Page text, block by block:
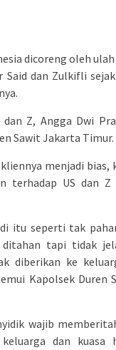
dicoreng oleh
dan Zulkifli
Z, Angga Dwi
Sawit Jakarta Timur.
menjadi bias,
terhadap US dan
itu seperti tak
tapi tidak
diberikan ke
Kapolsek
wajib
dan